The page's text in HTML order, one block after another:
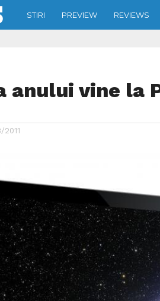
STIRI PREVIEW REVIEWS
anului vine la
2011